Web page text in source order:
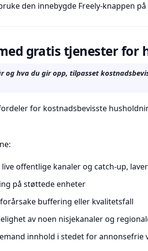
den innebygde Freely-knappen
gratis tjenester for
og hva du gir opp, tilpasset
for kostnadsbevisste
offentlige kanaler og catch-up,
på støttede enheter
buffering eller kvalitetsfall
av noen nisjekanaler og
innhold i stedet for annonsefrie